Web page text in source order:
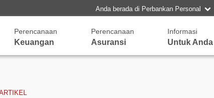
Anda berada di Perbankan Personal 
Perencanaan
Keuangan
Perencanaan
Asuransi
Informasi
Untuk Anda